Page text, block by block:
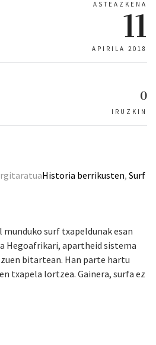
ASTEAZKENA
11
APIRILA 2018
0
IRUZKIN
Historia berrikusten, Surf
munduko surf txapeldunak esan
Hegoafrikari, apartheid sistema
bitartean. Han parte hartu
txapela lortzea. Gainera, surfa ez